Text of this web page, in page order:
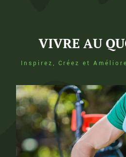
VIVRE AU
Inspirez, Créez et